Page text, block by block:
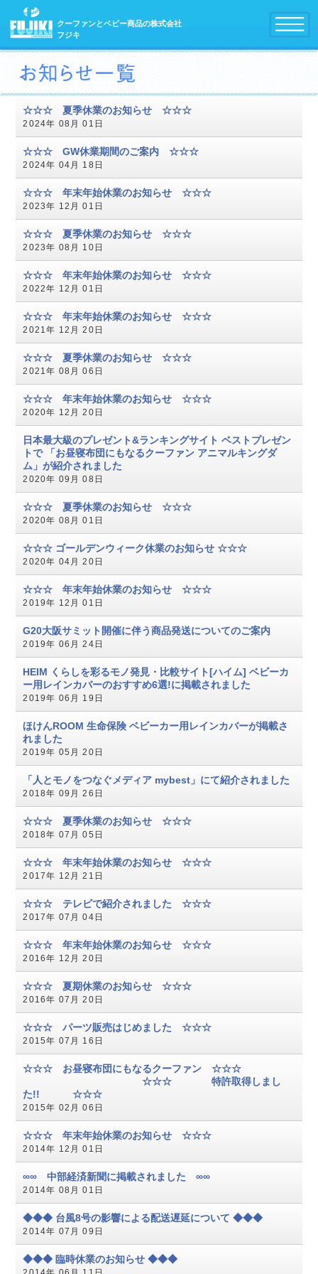
クーファンとベビー商品の株式会社
フジキ
☆☆☆ 夏季休業のお知らせ ☆☆☆
2024年 08月 01日
☆☆☆ GW休業期間のご案内 ☆☆☆
2024年 04月 18日
☆☆☆ 年末年始休業のお知らせ ☆☆☆
2023年 12月 01日
☆☆☆ 夏季休業のお知らせ ☆☆☆
2023年 08月 10日
☆☆☆ 年末年始休業のお知らせ ☆☆☆
2022年 12月 01日
☆☆☆ 年末年始休業のお知らせ ☆☆☆
2021年 12月 20日
☆☆☆ 夏季休業のお知らせ ☆☆☆
2021年 08月 06日
☆☆☆ 年末年始休業のお知らせ ☆☆☆
2020年 12月 20日
日本最大級のプレゼント&ランキングサイト ベストプレゼン
トで 「お昼寝布団にもなるクーファン アニマルキングダ
ム」が紹介されました
2020年 09月 08日
☆☆☆ 夏季休業のお知らせ ☆☆☆
2020年 08月 01日
☆☆☆ ゴールデンウィーク休業のお知らせ ☆☆☆
2020年 04月 20日
☆☆☆ 年末年始休業のお知らせ ☆☆☆
2019年 12月 01日
G20大阪サミット開催に伴う商品発送についてのご案内
2019年 06月 24日
HEIM くらしを彩るモノ発見・比較サイト[ハイム] ベビーカ
ー用レインカバーのおすすめ6選!に掲載されました
2019年 06月 19日
ほけんROOM 生命保険 ベビーカー用レインカバーが掲載さ
れました
2019年 05月 20日
「人とモノをつなぐメディア mybest」にて紹介されました
2018年 09月 26日
☆☆☆ 夏季休業のお知らせ ☆☆☆
2018年 07月 05日
☆☆☆ 年末年始休業のお知らせ ☆☆☆
2017年 12月 21日
☆☆☆ テレビで紹介されました ☆☆☆
2017年 07月 04日
☆☆☆ 年末年始休業のお知らせ ☆☆☆
2016年 12月 20日
☆☆☆ 夏期休業のお知らせ ☆☆☆
2016年 07月 20日
☆☆☆ パーツ販売はじめました ☆☆☆
2015年 07月 16日
☆☆☆ お昼寝布団にもなるクーファン ☆☆☆
☆☆☆ 特許取得しまし
た!! ☆☆☆
2015年 02月 06日
☆☆☆ 年末年始休業のお知らせ ☆☆☆
2014年 12月 01日
∞∞ 中部経済新聞に掲載されました ∞∞
2014年 08月 01日
◆◆◆ 台風8号の影響による配送遅延について ◆◆◆
2014年 07月 09日
◆◆◆ 臨時休業のお知らせ ◆◆◆